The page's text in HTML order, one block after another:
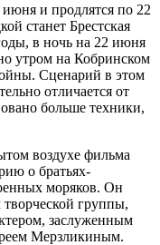
и продлятся по 22
станет Брестская
в ночь на 22 июня
утром на Кобринском
Сценарий в этом
отличается от
больше техники,
воздухе фильма
о братьях-
моряков. Он
творческой группы,
заслуженным
Мерзликиным.